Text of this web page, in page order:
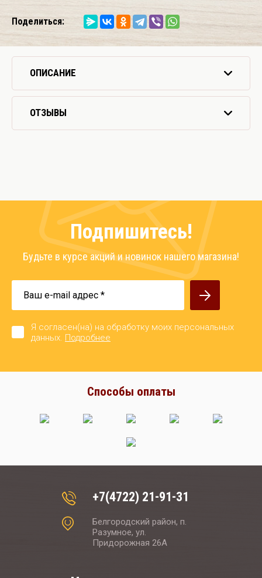
ОПИСАНИЕ
ОТЗЫВЫ
Поделиться:
Подпишитесь!
Будьте в курсе акций и новинок нашего магазина!
Я согласен(на) на обработку моих персональных
данных. Подробнее
Способы оплаты
+7(4722) 21-91-31
Белгородский район, п.
Разумное, ул.
Придорожная 26А